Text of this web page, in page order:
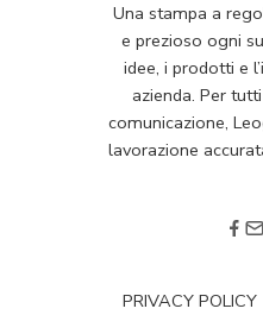
Una stampa a
e prezioso ogni
idee, i prodotti e
azienda. Per
comunicazione,
lavorazione
PRIVACY POLICY